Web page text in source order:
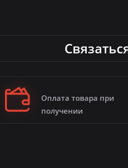
Оплата товара при
получении